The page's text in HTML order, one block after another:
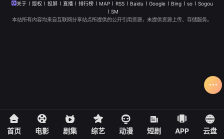
关于 版权 投屏 直播 排行榜 MAP RSS Baidu Google Bing so
Sogou
SM
本站所有内容均来自互联网分享站点所提供的公开引用资源，未提供资源上传、存储服务。
首页 电影 剧集 综艺 动漫 短剧 APP 云盘